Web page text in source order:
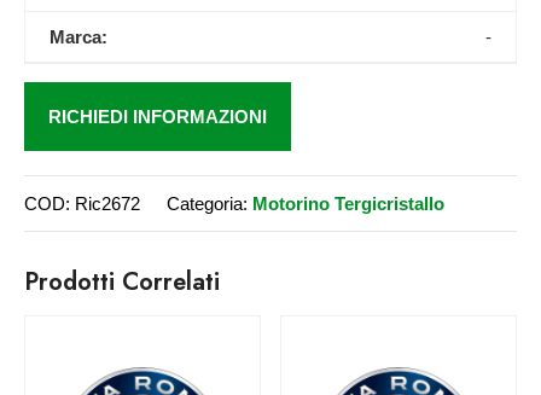
Marca: -
RICHIEDI INFORMAZIONI
COD: Ric2672 Categoria: Motorino Tergicristallo
Prodotti Correlati